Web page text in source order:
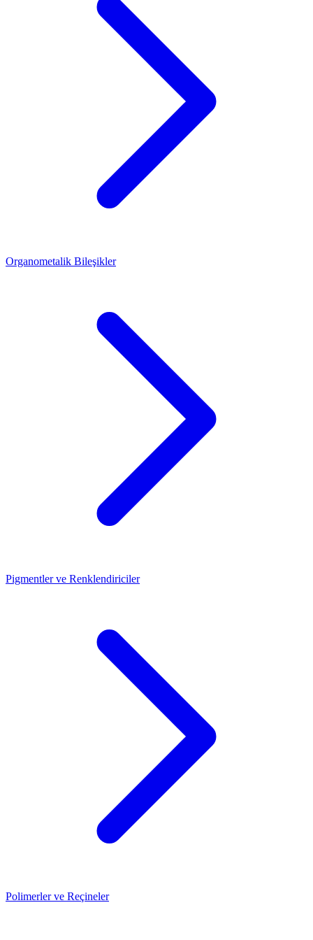
Organometalik Bileşikler
Pigmentler ve Renklendiriciler
Polimerler ve Reçineler